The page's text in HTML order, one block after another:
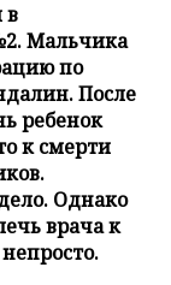
в
Мальчика
по
После
ребенок
к смерти
Однако
врача к